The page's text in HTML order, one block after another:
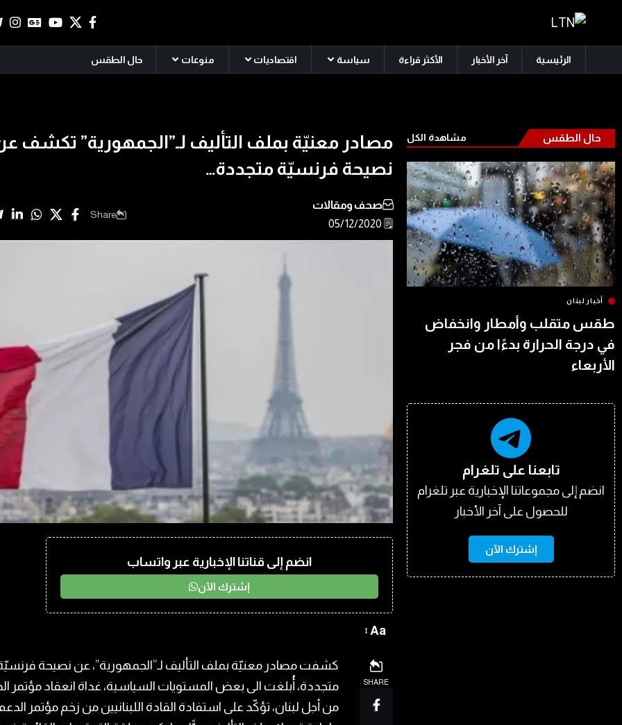
الرئيسية آخر الأخبار الأكثر قراءة سياسة اقتصاديات منوعات حال الطقس
حال الطقس مشاهدة الكل
أخبار لبنان
طقس متقلب وأمطار وانخفاض
في درجة الحرارة بدءًا من فجر
الأربعاء
تابعنا على تلغرام
انضم إلى مجموعاتنا الإخبارية عبر تلغرام
للحصول على آخر الأخبار
إشترك الآن
مصادر معنيّة بملف التأليف لـ”الجمهورية” تكشف
نصيحة فرنسيّة متجددة…
🗒️ 05/12/2020
صحف ومقالات
Share
انضم إلى قناتنا الإخبارية عبر واتساب
إشترك الآن
Aa
SHARE
كشفت مصادر معنيّة بملف التأليف لـ”الجمهورية”، عن نصيحة
متجددة، أُبلغت الى بعض المستويات السياسية، غداة انعقاد مؤتمر
من أجل لبنان، تؤكّد على استفادة القادة اللبنانيين من زخم مؤتمر